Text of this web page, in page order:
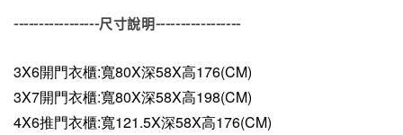
-----------------尺寸說明-----------------
3X6開門衣櫃:寬80X深58X高176(CM)
3X7開門衣櫃:寬80X深58X高198(CM)
4X6推門衣櫃:寬121.5X深58X高176(CM)